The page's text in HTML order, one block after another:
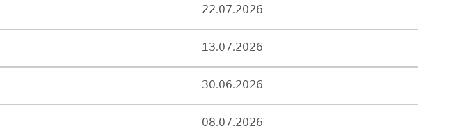
22.07.2026
13.07.2026
30.06.2026
08.07.2026